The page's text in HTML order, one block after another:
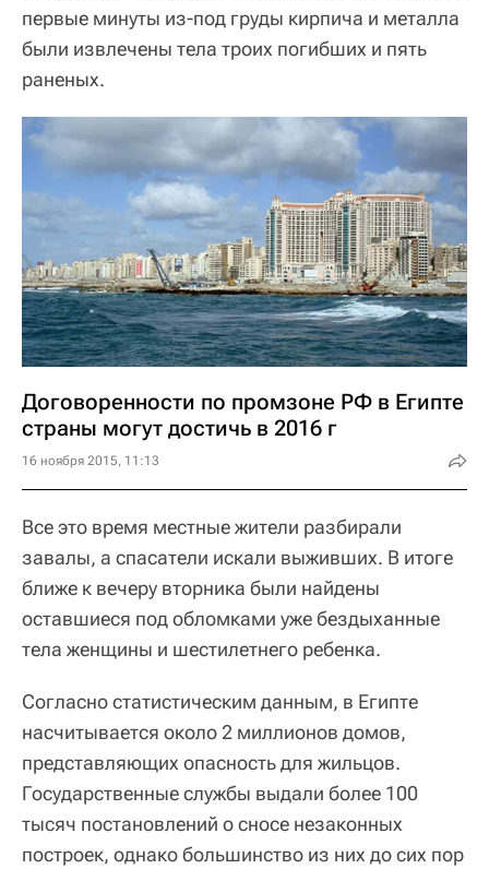
первые минуты из-под груды кирпича и металла
были извлечены тела троих погибших и пять
раненых.
Договоренности по промзоне РФ в Египте
страны могут достичь в 2016 г
16 ноября 2015, 11:13
Все это время местные жители разбирали
завалы, а спасатели искали выживших. В итоге
ближе к вечеру вторника были найдены
оставшиеся под обломками уже бездыханные
тела женщины и шестилетнего ребенка.
Согласно статистическим данным, в Египте
насчитывается около 2 миллионов домов,
представляющих опасность для жильцов.
Государственные службы выдали более 100
тысяч постановлений о сносе незаконных
построек, однако большинство из них до сих пор